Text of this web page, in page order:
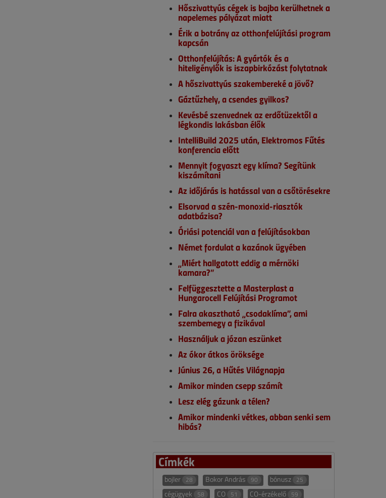
Hőszivattyús cégek is bajba kerülhetnek a
napelemes pályázat miatt
Érik a botrány az otthonfelújítási program
kapcsán
Otthonfelújítás: A gyártók és a
hiteligénylők is iszapbirkózást folytatnak
A hőszivattyús szakembereké a jövő?
Gáztűzhely, a csendes gyilkos?
Kevésbé szenvednek az erdőtüzektől a
légkondis lakásban élők
IntelliBuild 2025 után, Elektromos Fűtés
konferencia előtt
Mennyit fogyaszt egy klíma? Segítünk
kiszámítani
Az időjárás is hatással van a csőtörésekre
Elsorvad a szén-monoxid-riasztók
adatbázisa?
Óriási potenciál van a felújításokban
Német fordulat a kazánok ügyében
„Miért hallgatott eddig a mérnöki
kamara?”
Felfüggesztette a Masterplast a
Hungarocell Felújítási Programot
Falra akasztható „csodaklíma”, ami
szembemegy a fizikával
Használjuk a józan eszünket
Az ókor átkos öröksége
Június 26, a Hűtés Világnapja
Amikor minden csepp számít
Lesz elég gázunk a télen?
Amikor mindenki vétkes, abban senki sem
hibás?
Címkék
bojler 28 Bokor András 90 bónusz 25
cégügyek 58 CO 51 CO-érzékelő 59